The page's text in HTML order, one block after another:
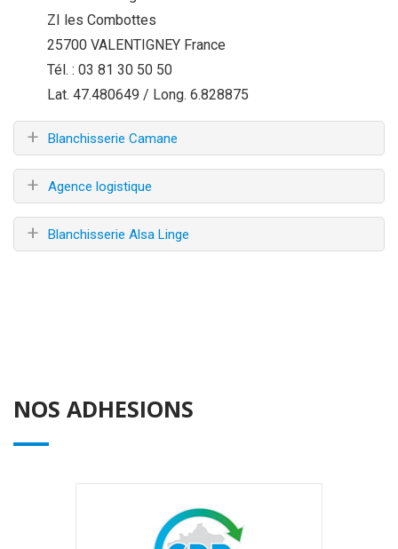
ZI les Combottes
25700 VALENTIGNEY France
Tél. : 03 81 30 50 50
Lat. 47.480649 / Long. 6.828875
Blanchisserie Camane
+
Agence logistique
+
Blanchisserie Alsa Linge
+
NOS ADHESIONS